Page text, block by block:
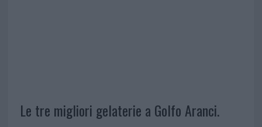
Le tre migliori gelaterie a Golfo Aranci.